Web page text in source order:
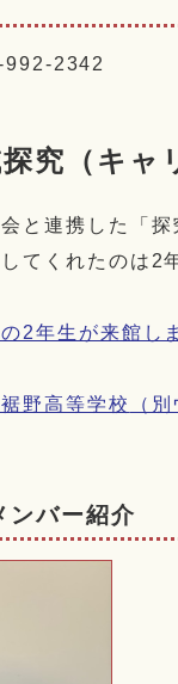
2342
究（キャ
と連携した「探
てくれたのは2
2年生が来館し
野高等学校 （
ンバー紹介